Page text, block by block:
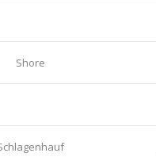
Shore